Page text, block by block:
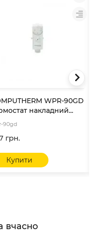
WPR-90GD
накладний...
90gd
грн.
Купити
вчасно